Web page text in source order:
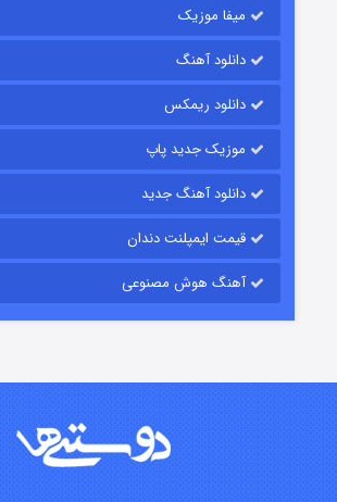
قسمت۱۵ (دوبله) منتشر شد
میفا موزیک
دانلود آهنگ
دانلود ریمکس
موزیک جدید پاپ
دانلود آهنگ جدید
قیمت ایمپلنت دندان
آهنگ هوش مصنوعی